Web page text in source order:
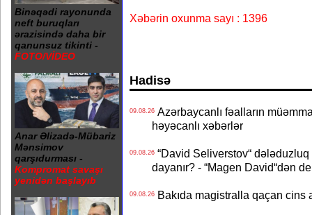
Binəqədi rayonunda
neft buruqları
ərazisində daha bir
qanunsuz tikinti -
FOTO/VİDEO
Anar Əlizadə-Mübariz
Mənsimov
qarşıdurması -
Kompromat savaşı
yenidən başlayıb
Xəbərin oxunma sayı : 1396
Hadisə
09.08.26Azərbaycanlı fəalların
həyəcanlı xəbərlər
09.08.26“David Seliverstov“
dayanır? - “Magen David“dən
09.08.26Bakıda magistralla qaçan cins